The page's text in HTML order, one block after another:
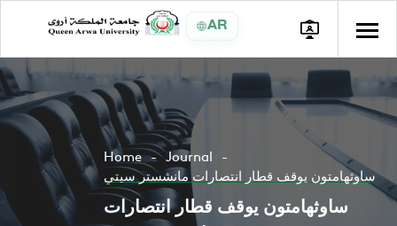
AR
Home
Journal
ساوثهامتون يوقف قطار انتصارات مانشستر سيتي
ساوثهامتون يوقف قطار انتصارات